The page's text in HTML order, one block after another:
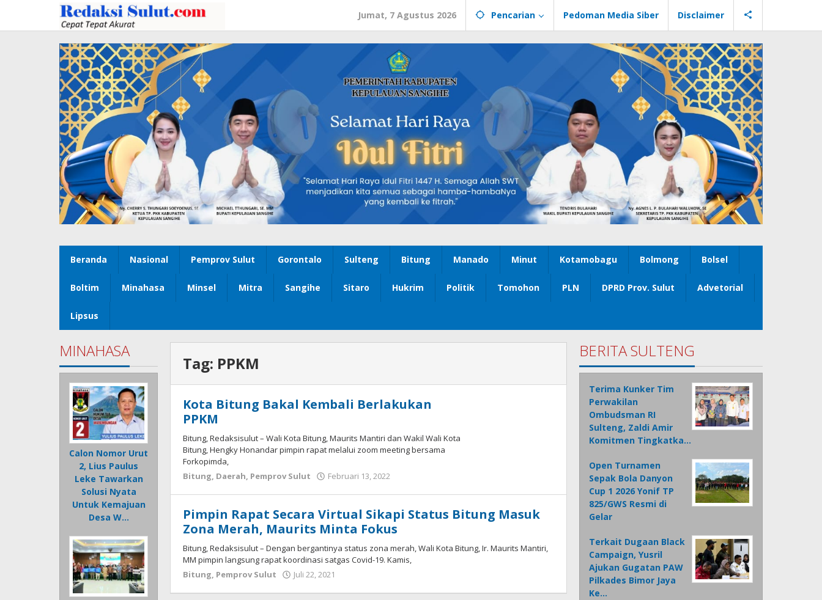
konten
Jumat, 7 Agustus 2026 Pencarian Pedoman Media Siber Disclaimer
Beranda Nasional Pemprov Sulut Gorontalo Sulteng Bitung Manado Minut Kotamobagu Bolmong Bolsel
Boltim Minahasa Minsel Mitra Sangihe Sitaro Hukrim Politik Tomohon PLN DPRD Prov. Sulut Advetorial
Lipsus
MINAHASA
Calon Nomor Urut
2, Lius Paulus
Leke Tawarkan
Solusi Nyata
Untuk Kemajuan
Desa W…
Tag: PPKM
Kota Bitung Bakal Kembali Berlakukan
PPKM
Bitung, Redaksisulut – Wali Kota Bitung, Maurits Mantiri dan Wakil Wali Kota
Bitung, Hengky Honandar pimpin rapat melalui zoom meeting bersama
Forkopimda,
Bitung, Daerah, Pemprov Sulut Februari 13, 2022
Pimpin Rapat Secara Virtual Sikapi Status Bitung Masuk
Zona Merah, Maurits Minta Fokus
Bitung, Redaksisulut – Dengan bergantinya status zona merah, Wali Kota Bitung, Ir. Maurits Mantiri,
MM pimpin langsung rapat koordinasi satgas Covid-19. Kamis,
Bitung, Pemprov Sulut Juli 22, 2021
BERITA SULTENG
Terima Kunker Tim
Perwakilan
Ombudsman RI
Sulteng, Zaldi Amir
Komitmen Tingkatka…
Open Turnamen
Sepak Bola Danyon
Cup 1 2026 Yonif TP
825/GWS Resmi di
Gelar
Terkait Dugaan Black
Campaign, Yusril
Ajukan Gugatan PAW
Pilkades Bimor Jaya
Ke…